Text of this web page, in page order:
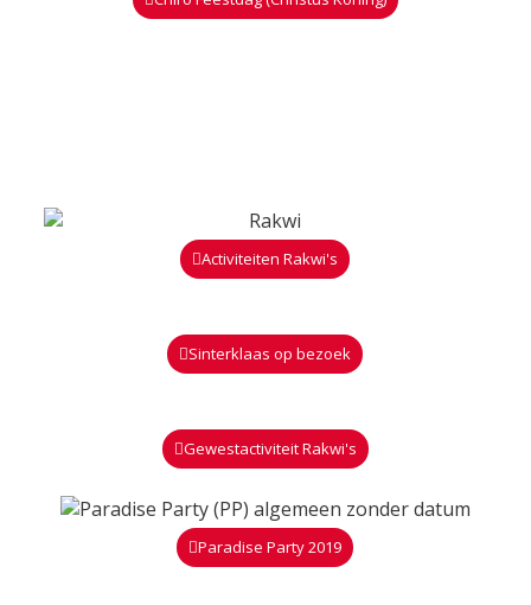
Activiteiten Rakwi's
Sinterklaas op bezoek
Gewestactiviteit Rakwi's
Paradise Party 2019